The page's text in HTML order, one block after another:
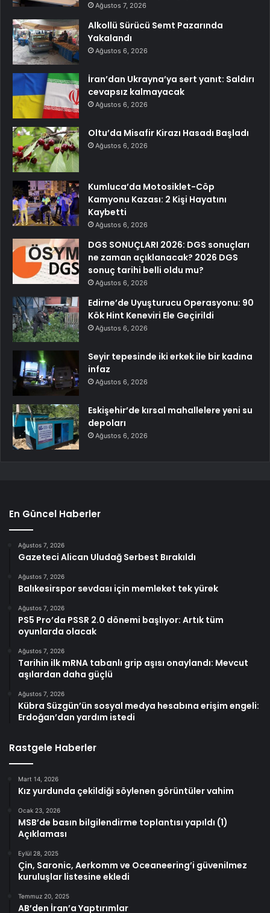
Ağustos 7, 2026
Alkollü Sürücü Semt Pazarında
Yakalandı
Ağustos 6, 2026
İran’dan Ukrayna’ya sert yanıt: Saldırı
cevapsız kalmayacak
Ağustos 6, 2026
Oltu’da Misafir Kirazı Hasadı Başladı
Ağustos 6, 2026
Kumluca’da Motosiklet-Cöp
Kamyonu Kazası: 2 Kişi Hayatını
Kaybetti
Ağustos 6, 2026
DGS SONUÇLARI 2026: DGS sonuçları
ne zaman açıklanacak? 2026 DGS
sonuç tarihi belli oldu mu?
Ağustos 6, 2026
Edirne’de Uyuşturucu Operasyonu: 90
Kök Hint Keneviri Ele Geçirildi
Ağustos 6, 2026
Seyir tepesinde iki erkek ile bir kadına
infaz
Ağustos 6, 2026
Eskişehir’de kırsal mahallelere yeni su
depoları
Ağustos 6, 2026
En Güncel Haberler
Ağustos 7, 2026
Gazeteci Alican Uludağ Serbest Bırakıldı
Ağustos 7, 2026
Balıkesirspor sevdası için memleket tek yürek
Ağustos 7, 2026
PS5 Pro’da PSSR 2.0 dönemi başlıyor: Artık tüm
oyunlarda olacak
Ağustos 7, 2026
Tarihin ilk mRNA tabanlı grip aşısı onaylandı: Mevcut
aşılardan daha güçlü
Ağustos 7, 2026
Kübra Süzgün’ün sosyal medya hesabına erişim engeli:
Erdoğan’dan yardım istedi
Rastgele Haberler
Mart 14, 2026
Kız yurdunda çekildiği söylenen görüntüler vahim
Ocak 23, 2026
MSB’de basın bilgilendirme toplantısı yapıldı (1)
Açıklaması
Eylül 28, 2025
Çin, Saronic, Aerkomm ve Oceaneering’i güvenilmez
kuruluşlar listesine ekledi
Temmuz 20, 2025
AB’den İran’a Yaptırımlar